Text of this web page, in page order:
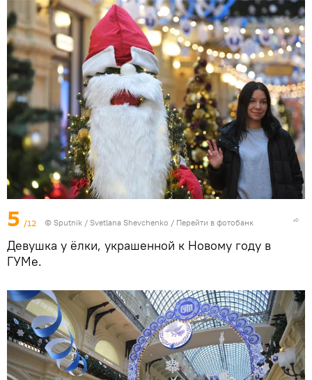
5 /12 © Sputnik / Svetlana Shevchenko / Перейти в фотобанк
Девушка у ёлки, украшенной к Новому году в
ГУМе.